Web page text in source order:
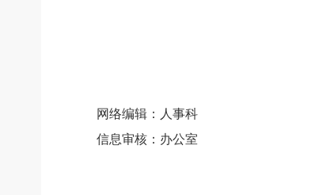
2020
网络编辑：人事科
信息审核：办公室